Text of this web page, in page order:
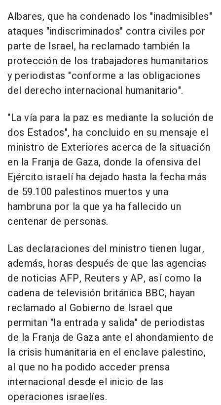
Albares, que ha condenado los "inadmisibles"
ataques "indiscriminados" contra civiles por
parte de Israel, ha reclamado también la
protección de los trabajadores humanitarios
y periodistas "conforme a las obligaciones
del derecho internacional humanitario".
"La vía para la paz es mediante la solución de
dos Estados", ha concluido en su mensaje el
ministro de Exteriores acerca de la situación
en la Franja de Gaza, donde la ofensiva del
Ejército israelí ha dejado hasta la fecha más
de 59.100 palestinos muertos y una
hambruna por la que ya ha fallecido un
centenar de personas.
Las declaraciones del ministro tienen lugar,
además, horas después de que las agencias
de noticias AFP, Reuters y AP, así como la
cadena de televisión británica BBC, hayan
reclamado al Gobierno de Israel que
permitan "la entrada y salida" de periodistas
de la Franja de Gaza ante el ahondamiento de
la crisis humanitaria en el enclave palestino,
al que no ha podido acceder prensa
internacional desde el inicio de las
operaciones israelíes.